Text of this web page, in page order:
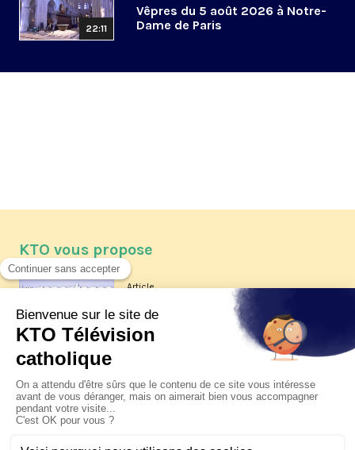
22:11
Vêpres du 5 août 2026 à Notre-
Dame de Paris
KTO vous propose
Article
Les reportages d'été 2026 de KTO
La visite pastorale du pape Léon
XIV à Assise à suivre sur KTO le
jeudi 6 août